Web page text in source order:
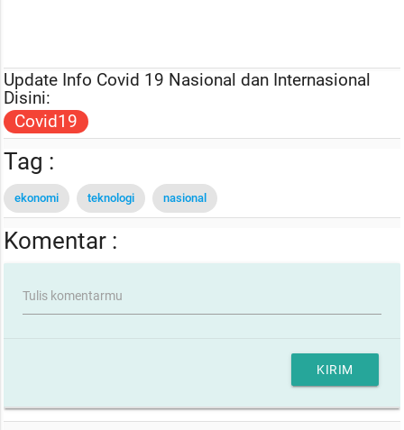
Update Info Covid 19 Nasional dan Internasional
Disini:
Covid19
Tag :
ekonomi teknologi nasional
Komentar :
Tulis komentarmu
KIRIM